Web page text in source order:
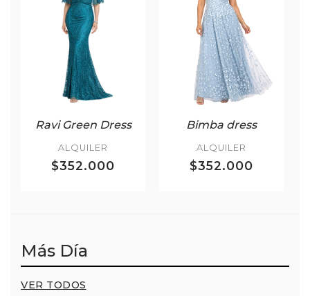
Ravi Green Dress
ALQUILER
$352.000
Bimba dress
ALQUILER
$352.000
Más Día
VER TODOS